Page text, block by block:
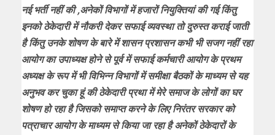
नई भर्ती नहीं की ,अनेकों विभागों में हजारों नियुक्तियां की गई किंतु
इनको ठेकेदारी में नौकरी देकर सफाई व्यवस्था तो दुरुस्त कराई जाती
है किंतु उनके शोषण के बारे में शासन प्रशासन कभी भी सजग नहीं रहा
आयोग का उपाध्यक्ष होने से पूर्व में सफाई कर्मचारी आयोग के प्रथम
अध्यक्ष के रूप में भी विभिन्न विभागों में समीक्षा बैठकों के माध्यम से यह
अनुभव कर चुका हूं की ठेकेदारी प्रथा में मेरे समाज के लोगों का घर
शोषण हो रहा है जिसको समाप्त करने के लिए निरंतर सरकार को
पत्राचार आयोग के माध्यम से किया जा रहा है अनेकों ठेकेदारों के